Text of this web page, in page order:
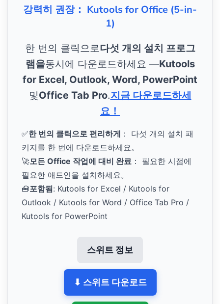
강력히 권장： Kutools for Office (5-in-
1)
한 번의 클릭으로다섯 개의 설치 프로그
램을동시에 다운로드하세요 —Kutools
for Excel, Outlook, Word, PowerPoint
및Office Tab Pro.지금 다운로드하세
요！
✅한 번의 클릭으로 편리하게 ： 다섯 개의 설치 패
키지를 한 번에 다운로드하세요。
🚀모든 Office 작업에 대비 완료 ： 필요한 시점에
필요한 애드인을 설치하세요。
🧰포함됨: Kutools for Excel / Kutools for
Outlook / Kutools for Word / Office Tab Pro /
Kutools for PowerPoint
스위트 정보
⬇ 스위트 다운로드